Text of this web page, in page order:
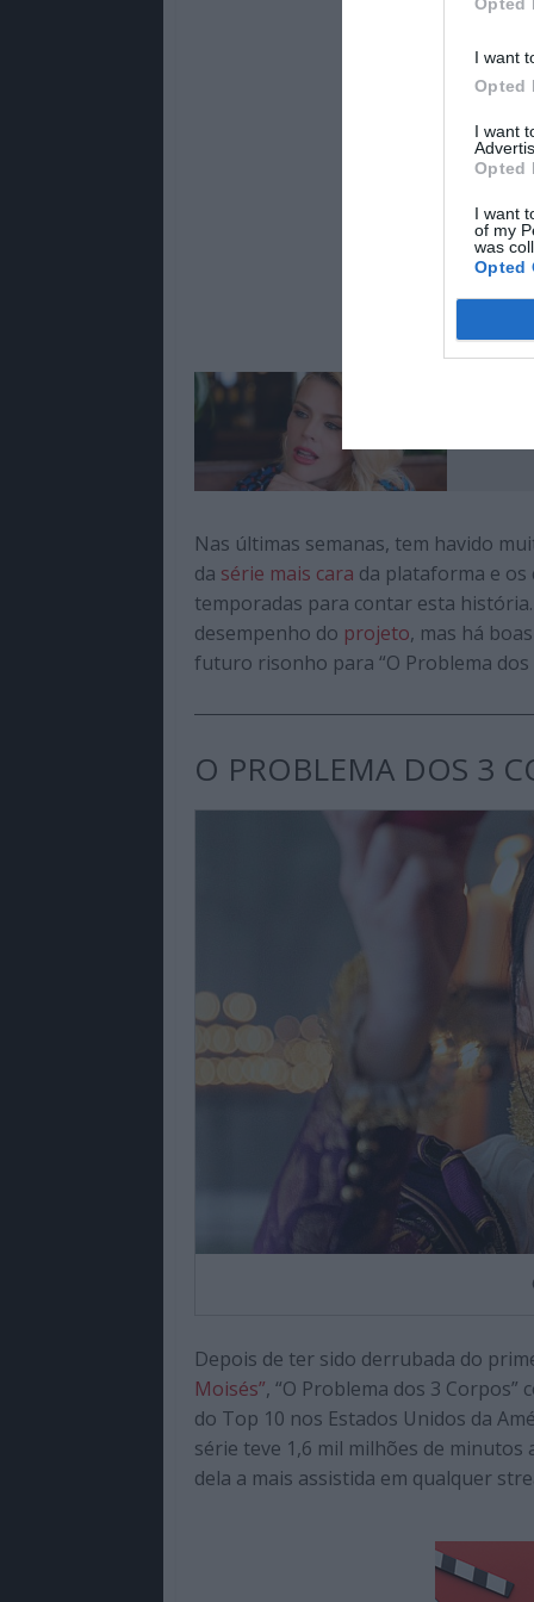
I want
Opted
I want
Opted
I want
of my
was
Opted
Nas últimas semanas, tem havido
da série mais cara da plataforma e os
temporadas para contar esta
desempenho do projeto, mas há
futuro risonho para “O Problema dos
O PROBLEMA DOS 3
Depois de ter sido derrubada do
Moisés”, “O Problema dos 3
do Top 10 nos Estados Unidos da
série teve 1,6 mil milhões de
dela a mais assistida em qualquer